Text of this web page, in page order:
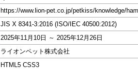
https://www.lion-pet.co.jp/petkiss/knowledge/
JIS X 8341-3:2016 (ISO/IEC 40500:2012)
2025年11月10日 ～ 2025年12月26日
ライオンペット株式会社
HTML5 CSS3